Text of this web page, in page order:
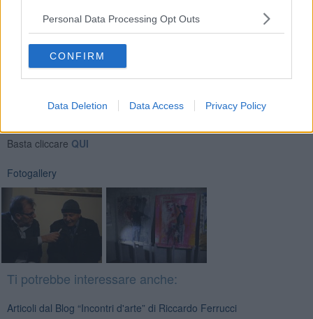
Personal Data Processing Opt Outs
CONFIRM
Data Deletion Data Access Privacy Policy
Newsletter QUInews - ToscanaMedia.Arriva gratis tutti i giorni
Basta cliccare QUI
Fotogallery
Ti potrebbe interessare anche:
Articoli dal Blog “Incontri d'arte” di Riccardo Ferrucci